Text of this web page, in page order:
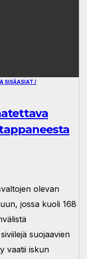
SISÄASIAT /
olevan
jossa kuoli 168
suojaavien
vaatii iskun